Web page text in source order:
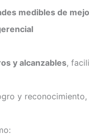
medibles de
y alcanzables,
y